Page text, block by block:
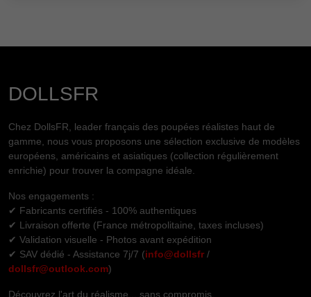
DOLLSFR
Chez DollsFR, leader français des poupées réalistes haut de
gamme, nous vous proposons une sélection exclusive de modèles
européens, américains et asiatiques (collection régulièrement
enrichie) pour trouver la compagne idéale.
Nos engagements :
✔ Fabricants certifiés - 100% authentiques
✔ Livraison offerte (France métropolitaine, taxes incluses)
✔ Validation visuelle - Photos avant expédition
✔ SAV dédié - Assistance 7j/7 (info@dollsfr /
dollsfr@outlook.com)
Découvrez l'art du réalisme... sans compromis.